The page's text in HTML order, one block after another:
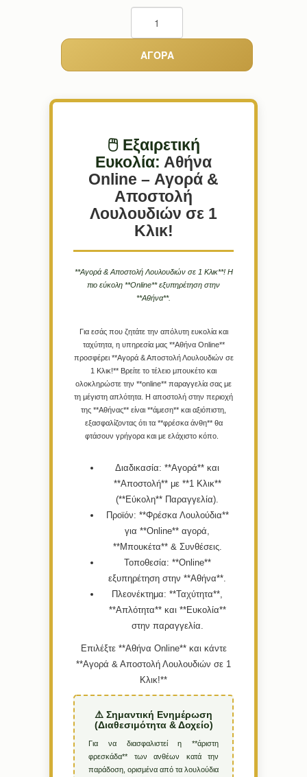
🖱️ Εξαιρετική
Ευκολία: Αθήνα
Online – Αγορά &
Αποστολή
Λουλουδιών σε 1
Κλικ!
**Αγορά & Αποστολή Λουλουδιών σε 1 Κλικ**! Η
πιο εύκολη **Online** εξυπηρέτηση στην
**Αθήνα**.
Για εσάς που ζητάτε την απόλυτη ευκολία και
ταχύτητα, η υπηρεσία μας **Αθήνα Online**
προσφέρει **Αγορά & Αποστολή Λουλουδιών σε
1 Κλικ!** Βρείτε το τέλειο μπουκέτο και
ολοκληρώστε την **online** παραγγελία σας με
τη μέγιστη απλότητα. Η αποστολή στην περιοχή
της **Αθήνας** είναι **άμεση** και αξιόπιστη,
εξασφαλίζοντας ότι τα **φρέσκα άνθη** θα
φτάσουν γρήγορα και με ελάχιστο κόπο.
Διαδικασία: **Αγορά** και
**Αποστολή** με **1 Κλικ**
(**Εύκολη** Παραγγελία).
Προϊόν: **Φρέσκα Λουλούδια**
για **Online** αγορά,
**Μπουκέτα** & Συνθέσεις.
Τοποθεσία: **Online**
εξυπηρέτηση στην **Αθήνα**.
Πλεονέκτημα: **Ταχύτητα**,
**Απλότητα** και **Ευκολία**
στην παραγγελία.
Επιλέξτε **Αθήνα Online** και κάντε
**Αγορά & Αποστολή Λουλουδιών σε 1
Κλικ!**
⚠️ Σημαντική Ενημέρωση
(Διαθεσιμότητα & Δοχείο)
Για να διασφαλιστεί η **άριστη
φρεσκάδα** των ανθέων κατά την
παράδοση, ορισμένα από τα λουλούδια